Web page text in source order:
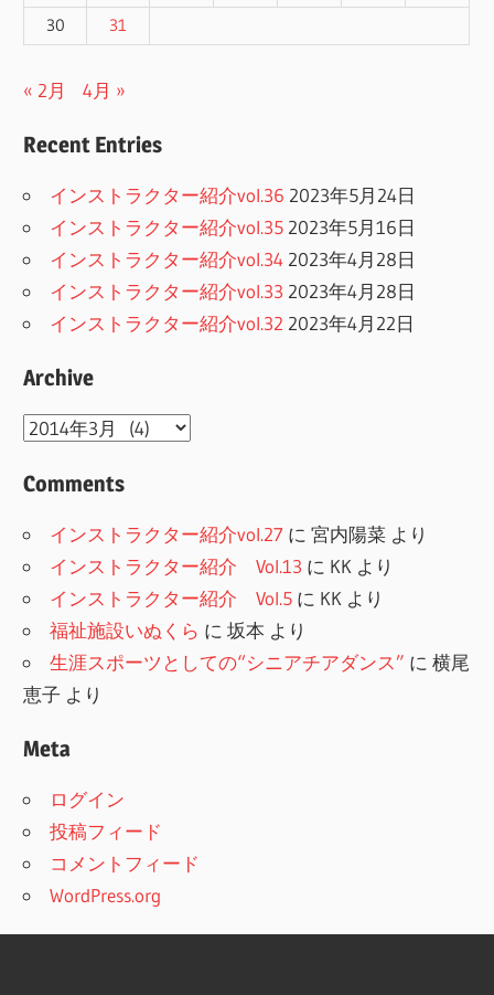
30
31
« 2月 4月 »
Recent Entries
インストラクター紹介vol.36 2023年5月24日
インストラクター紹介vol.35 2023年5月16日
インストラクター紹介vol.34 2023年4月28日
インストラクター紹介vol.33 2023年4月28日
インストラクター紹介vol.32 2023年4月22日
Archive
Archive
Comments
インストラクター紹介vol.27 に宮内陽菜 より
インストラクター紹介 Vol.13 に KK より
インストラクター紹介 Vol.5 に KK より
福祉施設いぬくら に坂本 より
生涯スポーツとしての“シニアチアダンス” に横尾
恵子 より
Meta
ログイン
投稿フィード
コメントフィード
WordPress.org